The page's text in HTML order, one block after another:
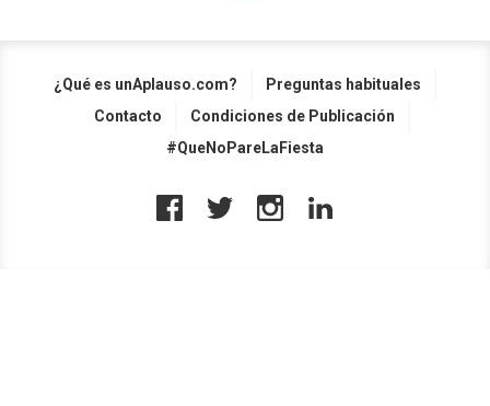
¿Qué es unAplauso.com?
Preguntas habituales
Contacto
Condiciones de Publicación
#QueNoPareLaFiesta